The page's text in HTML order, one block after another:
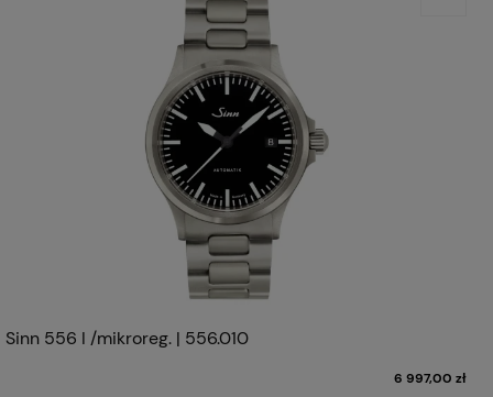
Sinn 556 I /mikroreg. | 556.010
6 997,00 zł